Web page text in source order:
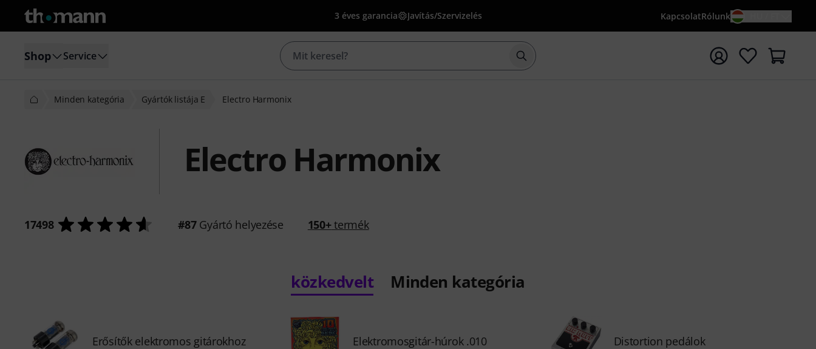
3 éves garancia Javítás/Szervizelés KapcsolatRólunk
Shop Service Keresés indítása {searchTerm} keresőszóval
Minden kategória Gyártók listája E Electro Harmonix
Electro Harmonix
17498 #87Gyártó helyezése 150+termék
közkedvelt Minden kategória
Erősítők elektromos gitárokhoz Elektromosgitár-húrok .010 Distortion pedálok